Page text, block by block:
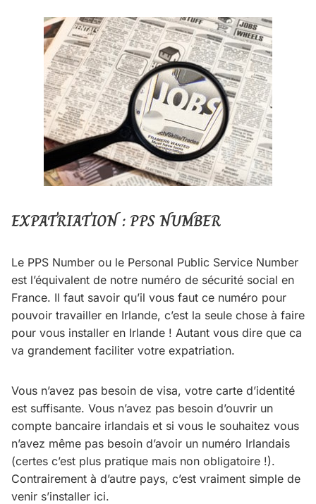
EXPATRIATION : PPS NUMBER
Le PPS Number ou le Personal Public Service Number
est l’équivalent de notre numéro de sécurité social en
France. Il faut savoir qu’il vous faut ce numéro pour
pouvoir travailler en Irlande, c’est la seule chose à faire
pour vous installer en Irlande ! Autant vous dire que ca
va grandement faciliter votre expatriation.
Vous n’avez pas besoin de visa, votre carte d’identité
est suffisante. Vous n’avez pas besoin d’ouvrir un
compte bancaire irlandais et si vous le souhaitez vous
n’avez même pas besoin d’avoir un numéro Irlandais
(certes c’est plus pratique mais non obligatoire !).
Contrairement à d’autre pays, c’est vraiment simple de
venir s’installer ici.